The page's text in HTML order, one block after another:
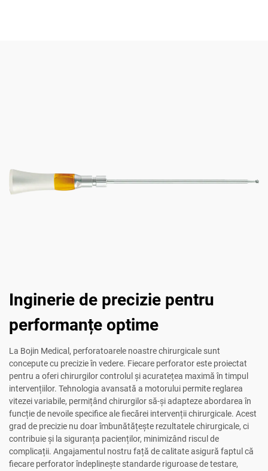
Inginerie de precizie pentru
performanțe optime
La Bojin Medical, perforatoarele noastre chirurgicale sunt
concepute cu precizie în vedere. Fiecare perforator este proiectat
pentru a oferi chirurgilor controlul și acuratețea maximă în timpul
intervențiilor. Tehnologia avansată a motorului permite reglarea
vitezei variabile, permițând chirurgilor să-și adapteze abordarea în
funcție de nevoile specifice ale fiecărei intervenții chirurgicale. Acest
grad de precizie nu doar îmbunătățește rezultatele chirurgicale, ci
contribuie și la siguranța pacienților, minimizând riscul de
complicații. Angajamentul nostru față de calitate asigură faptul că
fiecare perforator îndeplinește standarde riguroase de testare,